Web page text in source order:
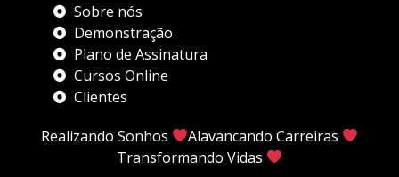
Sobre nós
Demonstração
Plano de Assinatura
Cursos Online
Clientes
Realizando Sonhos
Alavancando Carreiras
Transformando Vidas